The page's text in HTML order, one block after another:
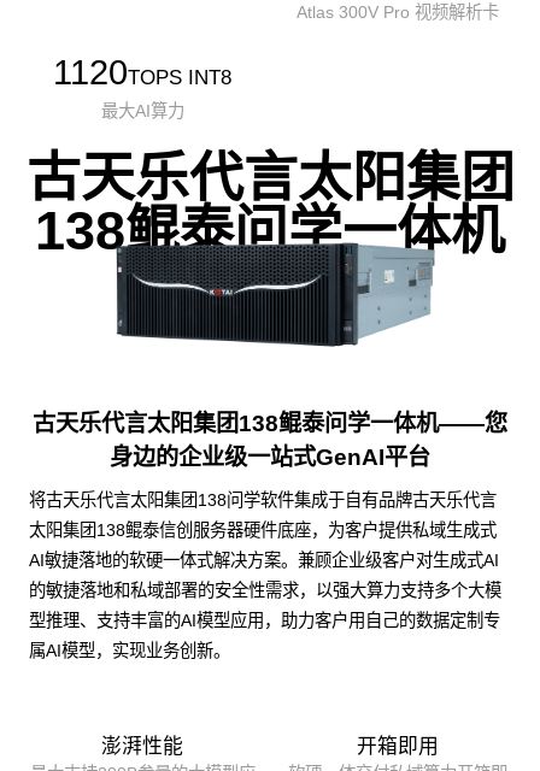
Atlas 300V Pro 视频解析卡
1120TOPS INT8
最大AI算力
古天乐代言太阳集团
138鲲泰问学一体机
古天乐代言太阳集团138鲲泰问学一体机——您
身边的企业级一站式GenAI平台
将古天乐代言太阳集团138问学软件集成于自有品牌古天乐代言
太阳集团138鲲泰信创服务器硬件底座，为客户提供私域生成式
AI敏捷落地的软硬一体式解决方案。兼顾企业级客户对生成式AI
的敏捷落地和私域部署的安全性需求，以强大算力支持多个大模
型推理、支持丰富的AI模型应用，助力客户用自己的数据定制专
属AI模型，实现业务创新。
澎湃性能 开箱即用